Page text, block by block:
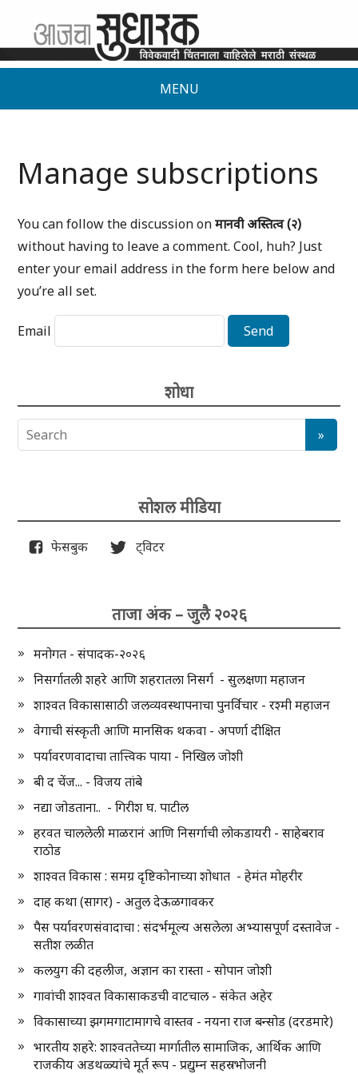
MENU
Manage subscriptions
You can follow the discussion onमानवी अस्तित्व (२)
without having to leave a comment. Cool, huh? Just
enter your email address in the form here below and
you’re all set.
Email
शोधा
सोशल मीडिया
फेसबुक ट्विटर
ताजा अंक – जुलै २०२६
मनोगत - संपादक-२०२६
निसर्गातली शहरे आणि शहरातला निसर्ग - सुलक्षणा महाजन
शाश्वत विकासासाठी जलव्यवस्थापनाचा पुनर्विचार - रश्मी महाजन
वेगाची संस्कृती आणि मानसिक थकवा - अपर्णा दीक्षित
पर्यावरणवादाचा तात्त्विक पाया - निखिल जोशी
बी द चेंज... - विजय तांबे
नद्या जोडताना.. - गिरीश घ. पाटील
हरवत चाललेली माळरानं आणि निसर्गाची लोकडायरी - साहेबराव
राठोड
शाश्वत विकास : समग्र दृष्टिकोनाच्या शोधात - हेमंत मोहरीर
दाह कथा (सागर) - अतुल देऊळगावकर
पैस पर्यावरणसंवादाचा : संदर्भमूल्य असलेला अभ्यासपूर्ण दस्तावेज -
सतीश लळीत
कलयुग की दहलीज, अज्ञान का रास्ता - सोपान जोशी
गावांची शाश्वत विकासाकडची वाटचाल - संकेत अहेर
विकासाच्या झगमगाटामागचे वास्तव - नयना राज बन्सोड (दरडमारे)
भारतीय शहरे: शाश्वततेच्या मार्गातील सामाजिक, आर्थिक आणि
राजकीय अडथळ्यांचे मूर्त रूप - प्रद्युम्न सहस्रभोजनी